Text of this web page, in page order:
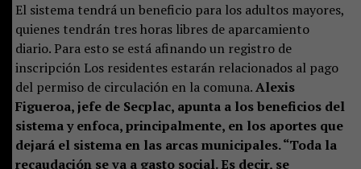
El sistema tendrá un beneficio para los adultos mayores,
quienes tendrán tres horas libres de aparcamiento
diario. Para esto se está afinando un registro de
inscripción Los residentes estarán relacionados al pago
del permiso de circulación en la comuna.Alexis
Figueroa, jefe de Secplac, apunta a los beneficios del
sistema y enfoca, principalmente, en los aportes que
dejará el sistema en las arcas municipales. “Toda la
recaudación se va a gasto social. Es decir, se